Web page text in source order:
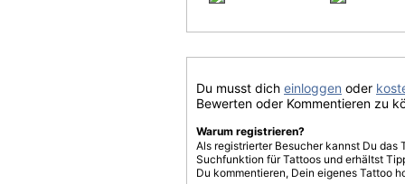
Du musst dich einloggen oder
Bewerten oder Kommentieren zu
Warum registrieren?
Als registrierter Besucher kannst Du
Suchfunktion für Tattoos und erhältst
Du kommentieren, Dein eigenes Tattoo